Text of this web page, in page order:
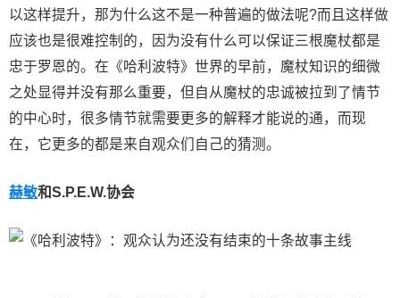
以这样提升，那为什么这不是一种普遍的做法呢?而且这样做
应该也是很难控制的，因为没有什么可以保证三根魔杖都是
忠于罗恩的。在《哈利波特》世界的早前，魔杖知识的细微
之处显得并没有那么重要，但自从魔杖的忠诚被拉到了情节
的中心时，很多情节就需要更多的解释才能说的通，而现
在，它更多的都是来自观众们自己的猜测。
赫敏和S.P.E.W.协会